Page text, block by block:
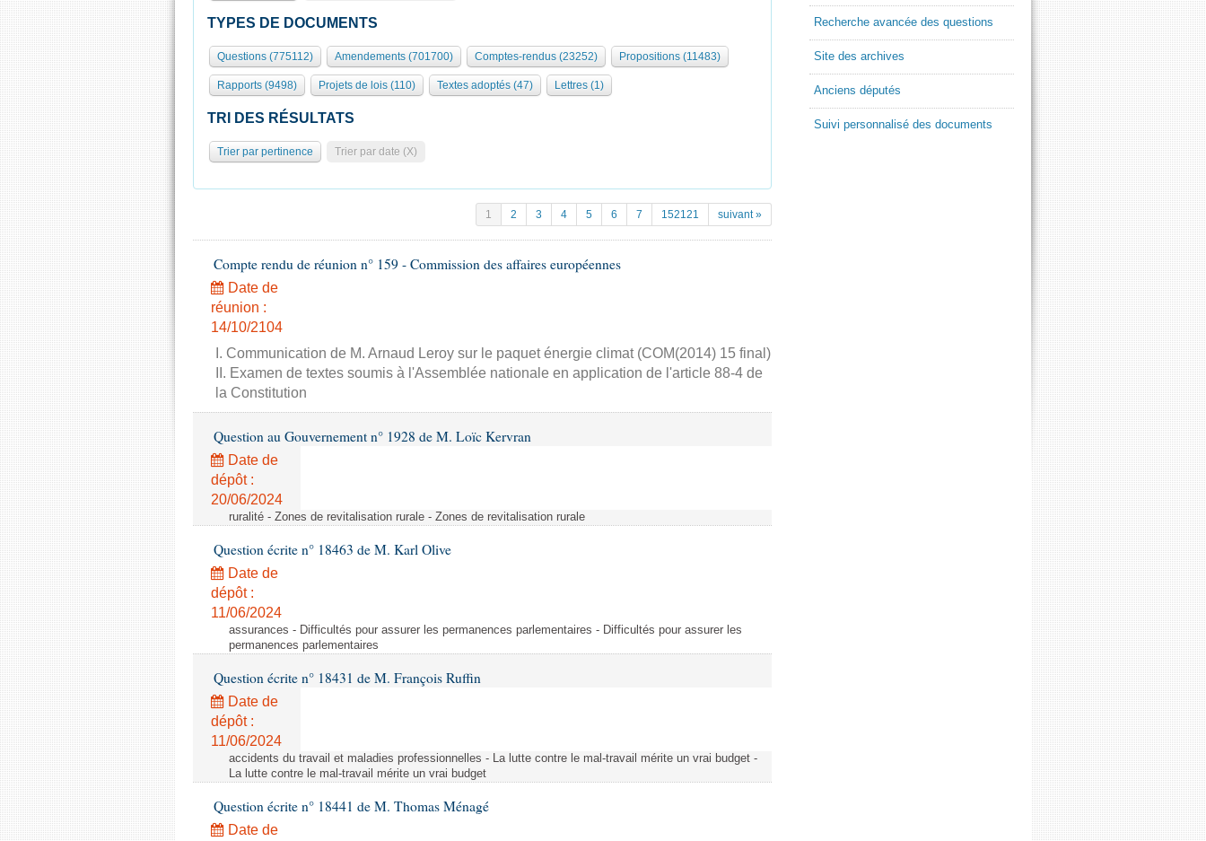
TYPES DE DOCUMENTS
Questions (775112) Amendements (701700) Comptes-rendus (23252) Propositions (11483)
Rapports (9498) Projets de lois (110) Textes adoptés (47) Lettres (1)
TRI DES RÉSULTATS
Trier par pertinence Trier par date (X)
1 2 3 4 5 6 7 152121 suivant »
Compte rendu de réunion n° 159 - Commission des affaires européennes
Date de
réunion :
14/10/2104
I. Communication de M. Arnaud Leroy sur le paquet énergie climat (COM(2014) 15 final)
II. Examen de textes soumis à l'Assemblée nationale en application de l'article 88-4 de
la Constitution
Question au Gouvernement n° 1928 de M. Loïc Kervran
Date de
dépôt :
20/06/2024
ruralité - Zones de revitalisation rurale - Zones de revitalisation rurale
Question écrite n° 18463 de M. Karl Olive
Date de
dépôt :
11/06/2024
assurances - Difficultés pour assurer les permanences parlementaires - Difficultés pour assurer les
permanences parlementaires
Question écrite n° 18431 de M. François Ruffin
Date de
dépôt :
11/06/2024
accidents du travail et maladies professionnelles - La lutte contre le mal-travail mérite un vrai budget -
La lutte contre le mal-travail mérite un vrai budget
Question écrite n° 18441 de M. Thomas Ménagé
Date de
Recherche avancée des questions
Site des archives
Anciens députés
Suivi personnalisé des documents